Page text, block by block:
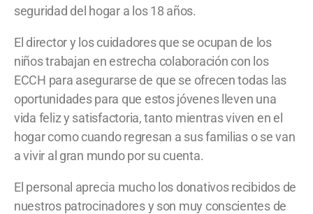
seguridad del hogar a los 18 años.
El director y los cuidadores que se ocupan de los
niños trabajan en estrecha colaboración con los
ECCH para asegurarse de que se ofrecen todas las
oportunidades para que estos jóvenes lleven una
vida feliz y satisfactoria, tanto mientras viven en el
hogar como cuando regresan a sus familias o se van
a vivir al gran mundo por su cuenta.
El personal aprecia mucho los donativos recibidos de
nuestros patrocinadores y son muy conscientes de